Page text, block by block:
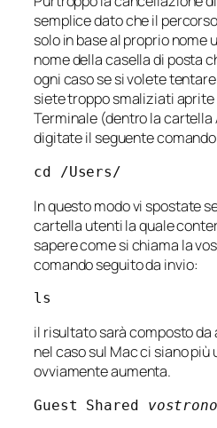
semplice dato che il
solo in base al proprio nome
nome della casella di posta
ogni caso se si volete
siete troppo smaliziati aprite
Terminale (dentro la
digitate il seguente
cd /Users/
In questo modo vi spostate
cartella utenti la quale
sapere come si chiama la
comando seguito da invio:
ls
il risultato sarà composto
nel caso sul Mac ci siano
ovviamente aumenta.
Guest Shared